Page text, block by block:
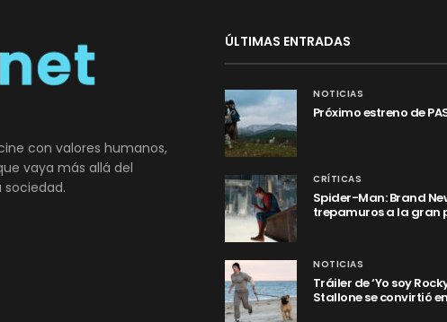
con valores humanos,
vaya más allá del
ÚLTIMAS ENTRADAS
NOTICIAS
Próximo estreno de
CRÍTICAS
Spider-Man: Brand
trepamuros a la gran
NOTICIAS
Tráiler de ‘Yo soy
Stallone se convirtió